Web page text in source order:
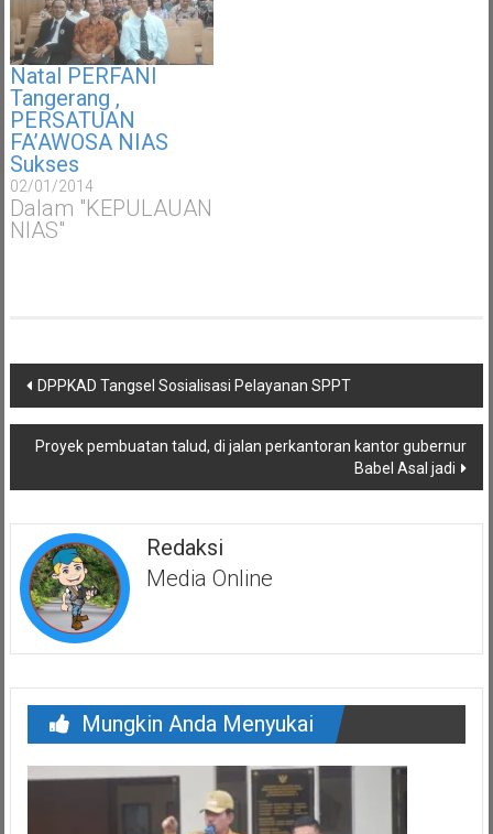
Natal PERFANI
Tangerang ,
PERSATUAN
FA’AWOSA NIAS
Sukses
02/01/2014
Dalam "KEPULAUAN
NIAS"
Navigasi
pos
DPPKAD Tangsel Sosialisasi Pelayanan SPPT
Proyek pembuatan talud, di jalan perkantoran kantor gubernur
Babel Asal jadi
Redaksi
Media Online
Mungkin Anda Menyukai